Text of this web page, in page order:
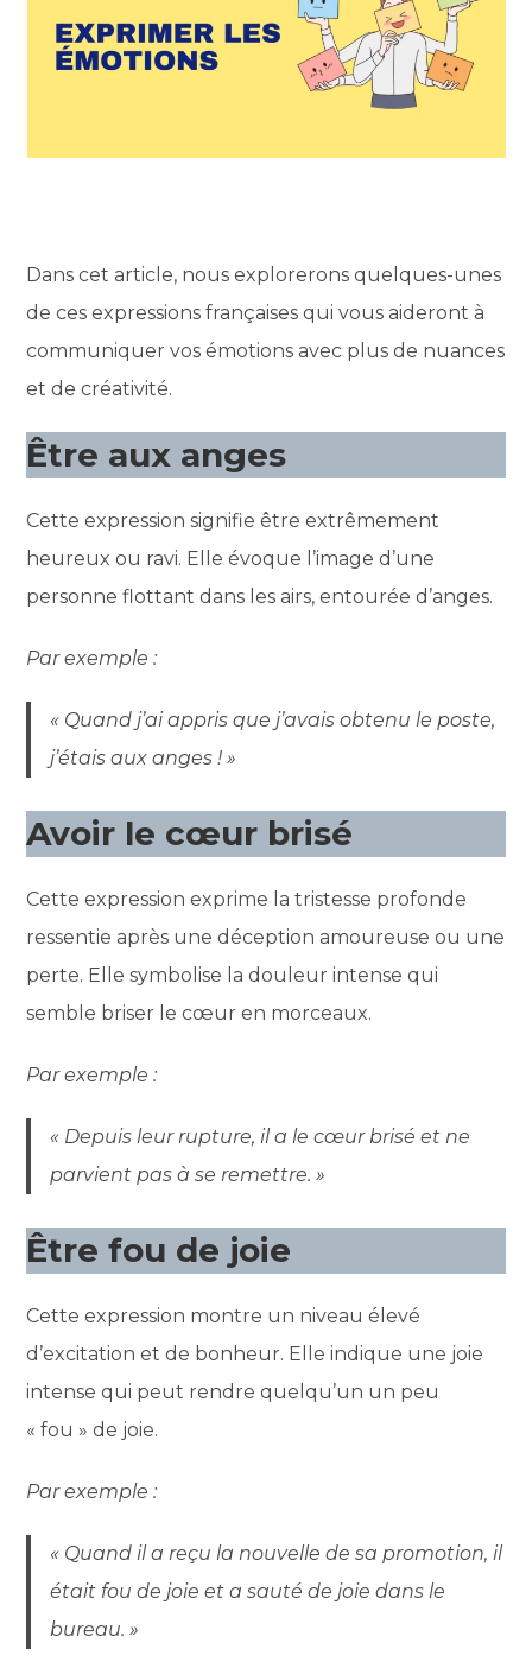
Dans cet article, nous explorerons quelques-unes
de ces expressions françaises qui vous aideront à
communiquer vos émotions avec plus de nuances
et de créativité.
Être aux anges
Cette expression signifie être extrêmement
heureux ou ravi. Elle évoque l’image d’une
personne flottant dans les airs, entourée d’anges.
Par exemple :
« Quand j’ai appris que j’avais obtenu le poste,
j’étais aux anges ! »
Avoir le cœur brisé
Cette expression exprime la tristesse profonde
ressentie après une déception amoureuse ou une
perte. Elle symbolise la douleur intense qui
semble briser le cœur en morceaux.
Par exemple :
« Depuis leur rupture, il a le cœur brisé et ne
parvient pas à se remettre. »
Être fou de joie
Cette expression montre un niveau élevé
d’excitation et de bonheur. Elle indique une joie
intense qui peut rendre quelqu’un un peu
« fou » de joie.
Par exemple :
« Quand il a reçu la nouvelle de sa promotion, il
était fou de joie et a sauté de joie dans le
bureau. »